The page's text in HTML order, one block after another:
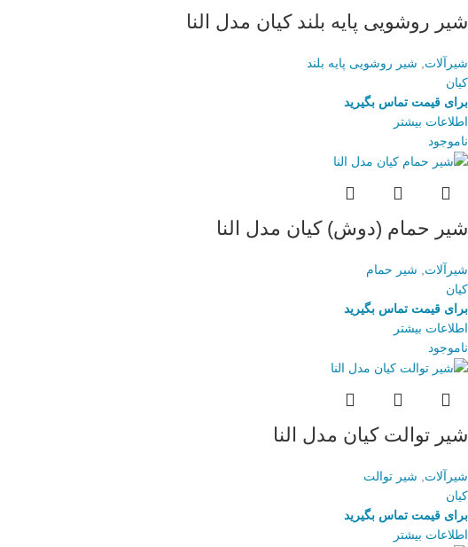
شیر روشویی پایه بلند کیان مدل النا
شیرآلات
شیر روشویی پایه بلند
کیان
برای قیمت تماس بگیرید
اطلاعات بیشتر
ناموجود
شیر حمام (دوش) کیان مدل النا
شیرآلات
شیر حمام
کیان
برای قیمت تماس بگیرید
اطلاعات بیشتر
ناموجود
شیر توالت کیان مدل النا
شیرآلات
شیر توالت
کیان
برای قیمت تماس بگیرید
اطلاعات بیشتر